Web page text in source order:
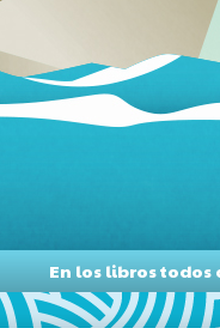
En los libros todos